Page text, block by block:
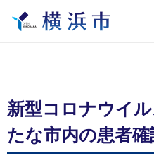
新型コロナウイ
たな市内の患者